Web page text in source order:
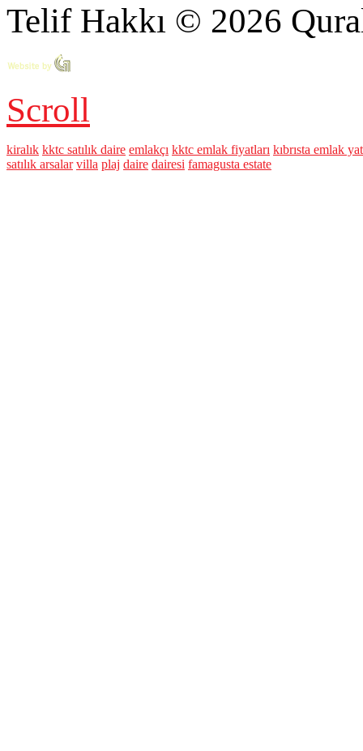
Telif Hakkı © 2026
Scroll
kiralık kktc satılık daire emlakçı kktc emlak fiyatları kıbrısta emlak
satılık arsalar villa plaj daire dairesi famagusta estate